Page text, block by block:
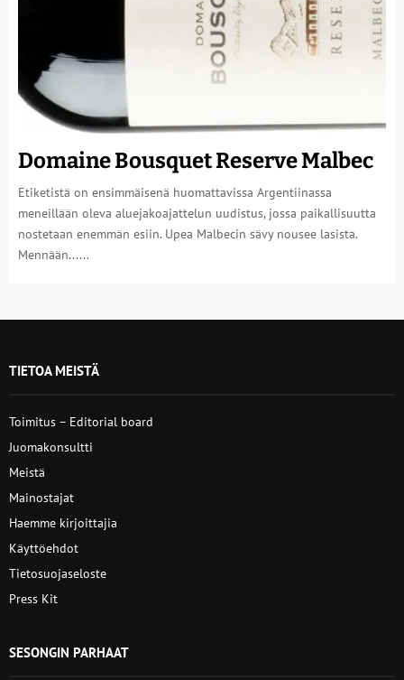
Domaine Bousquet Reserve Malbec
Etiketistä on ensimmäisenä huomattavissa Argentiinassa
meneillään oleva aluejakoajattelun uudistus, jossa paikallisuutta
nostetaan enemmän esiin. Upea Malbecin sävy nousee lasista.
Mennään......
TIETOA MEISTÄ
Toimitus – Editorial board
Juomakonsultti
Meistä
Mainostajat
Haemme kirjoittajia
Käyttöehdot
Tietosuojaseloste
Press Kit
SESONGIN PARHAAT